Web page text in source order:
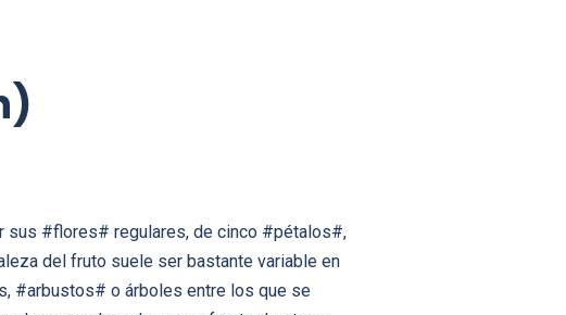
sus #flores# regulares, de cinco #pétalos#,
del fruto suele ser bastante variable en
#arbustos# o árboles entre los que se